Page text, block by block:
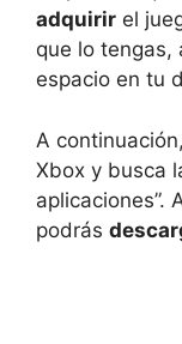
adquirir el
que lo tengas,
espacio en tu
A continuación,
Xbox y busca
aplicaciones”.
podrás